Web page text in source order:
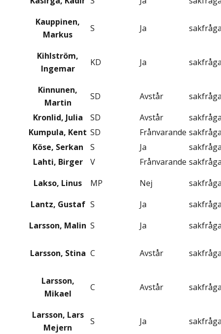
Kauppinen,
Markus
S Ja
Kihlström,
Ingemar
KD Ja
Kinnunen,
Martin
SD Avstår
Kronlid, Julia
SD Avstår
Kumpula, Kent SD Frånvarande
Köse, Serkan
S Ja
Lahti, Birger
V Frånvarande
Lakso, Linus
MP Nej
Lantz, Gustaf S Ja
Larsson, Malin S Ja
Larsson, Stina C Avstår
Larsson,
Mikael
C Avstår
Larsson, Lars
Mejern
S Ja